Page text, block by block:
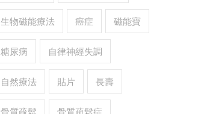
生物磁能療法 癌症 磁能寶
糖尿病 自律神經失調
自然療法 貼片 長壽
骨質疏鬆 骨質疏鬆症